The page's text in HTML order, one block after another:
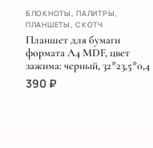
ХИТ
НОВИНКА
БЛОКНОТЫ, ПАЛИТРЫ,
ПЛАНШЕТЫ, СКОТЧ
Планшет для бумаги
формата А4 MDF, цвет
зажима: черный, 32*23,5*0,4
390 ₽